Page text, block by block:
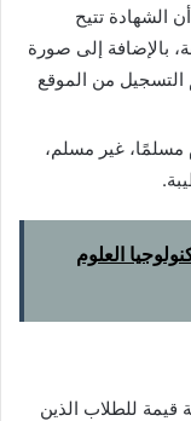
الشهادة تتيح
بالإضافة إلى صورة
التسجيل من الموقع
مسلمًا، غير مسلم،
العلوم
قيمة للطلاب الذين